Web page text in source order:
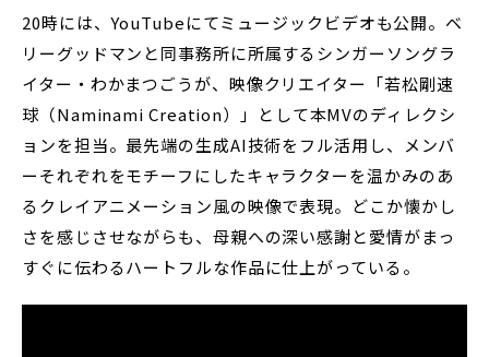
20時には、YouTubeにてミュージックビデオも公開。ベ
リーグッドマンと同事務所に所属するシンガーソングラ
イター・わかまつごうが、映像クリエイター「若松剛速
球（Naminami Creation）」として本MVのディレクシ
ョンを担当。最先端の生成AI技術をフル活用し、メンバ
ーそれぞれをモチーフにしたキャラクターを温かみのあ
るクレイアニメーション風の映像で表現。どこか懐かし
さを感じさせながらも、母親への深い感謝と愛情がまっ
すぐに伝わるハートフルな作品に仕上がっている。